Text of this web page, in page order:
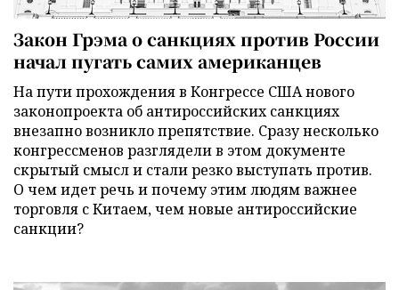
Закон Грэма о санкциях против России
начал пугать самих американцев
На пути прохождения в Конгрессе США нового
законопроекта об антироссийских санкциях
внезапно возникло препятствие. Сразу несколько
конгрессменов разглядели в этом документе
скрытый смысл и стали резко выступать против.
О чем идет речь и почему этим людям важнее
торговля с Китаем, чем новые антироссийские
санкции?